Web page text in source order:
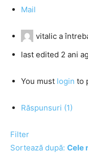
Mail
vitalic a
last edited 2 ani
You must login to
Răspunsuri (1)
Filter
Sortează după: Cele